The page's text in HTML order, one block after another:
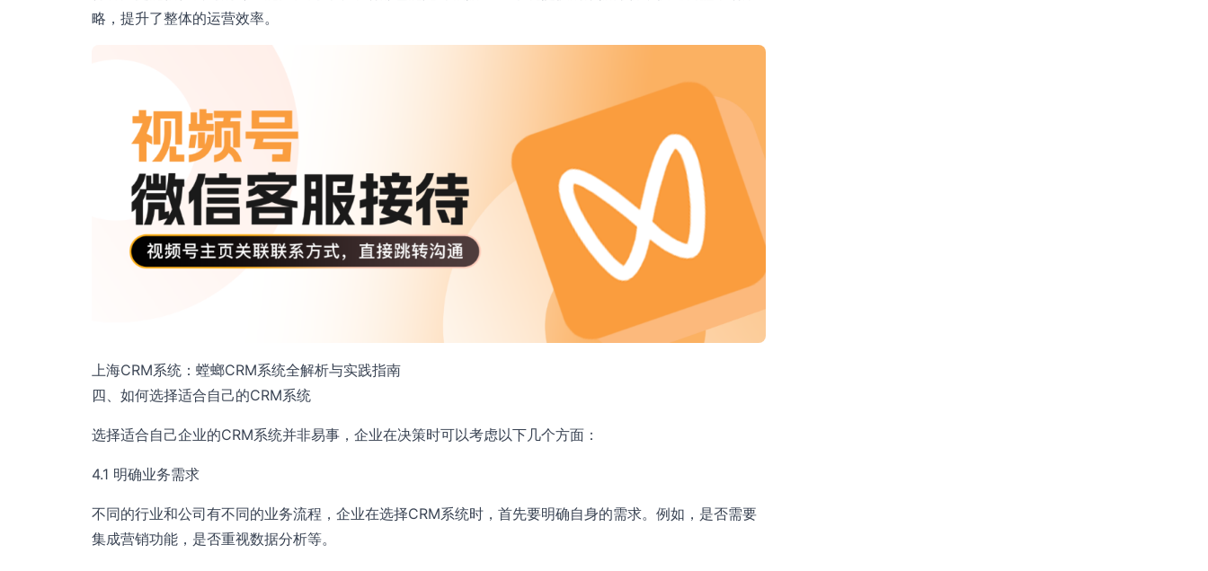
略，提升了整体的运营效率。
上海CRM系统：螳螂CRM系统全解析与实践指南
四、如何选择适合自己的CRM系统
选择适合自己企业的CRM系统并非易事，企业在决策时可以考虑以下几个方面：
4.1 明确业务需求
不同的行业和公司有不同的业务流程，企业在选择CRM系统时，首先要明确自身的需求。例如，是否需要
集成营销功能，是否重视数据分析等。